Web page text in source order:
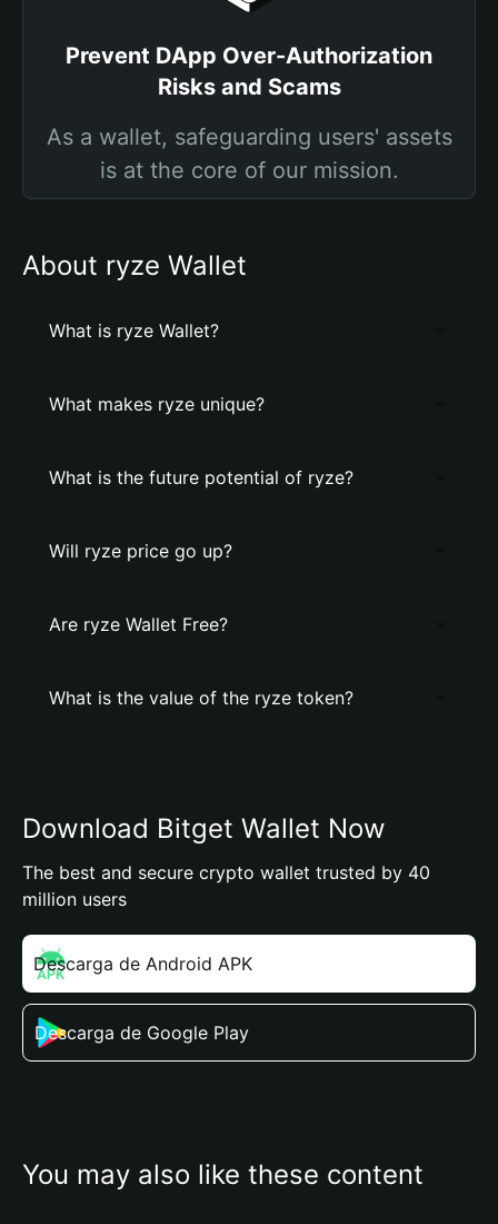
Prevent DApp Over-Authorization
Risks and Scams
As a wallet, safeguarding users' assets
is at the core of our mission.
About ryze Wallet
What is ryze Wallet?
What makes ryze unique?
What is the future potential of ryze?
Will ryze price go up?
Are ryze Wallet Free?
What is the value of the ryze token?
Download Bitget Wallet Now
The best and secure crypto wallet trusted by 40
million users
Descarga de Android APK
Descarga de Google Play
You may also like these content